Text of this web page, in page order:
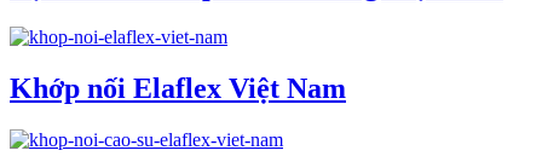
Khớp nối Elaflex Việt Nam